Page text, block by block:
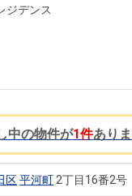
土地
AI不
店舗のご案内
MUFG Way
役員一覧
ジデンス
中の物件が1件ありま
区平河町 2丁目16番2号